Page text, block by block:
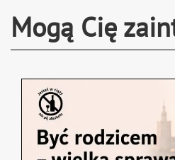
Mogą Cię